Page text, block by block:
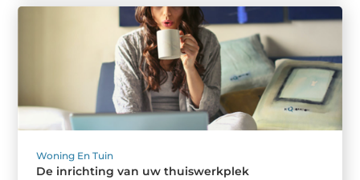
Woning En Tuin
De inrichting van uw thuiswerkplek